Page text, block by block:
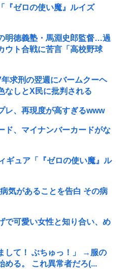
『ゼロの使い魔』ルイズ
明徳義塾・馬淵史郎監督…過
ウト合戦に苦言「高校野球
求刑の翌週にバームクーヘ
なしとX民に批判される
レ、再現度が高すぎるwww
ド、マイナンバーカードがな
ギュア「『ゼロの使い魔』ル
気があることを告白 その病
で可愛い女性と知り合い、め
して！ ぶちゅっ！」 →服の
める。 これ異常者だろ(...